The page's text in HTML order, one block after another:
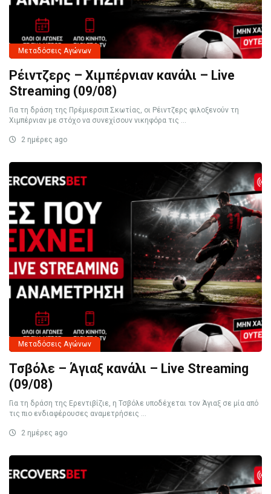
Μεταδόσεις Αγώνων
Ρέιντζερς – Χιμπέρνιαν κανάλι – Live
Streaming (09/08)
Για τη δράση της Πρέμιερσιπ Σκωτίας, οι Ρέιντζερς φιλοξενούν τη
Χιμπέρνιαν με στόχο να συνεχίσουν νικηφόρα τις ...
2 ημέρες ago
Μεταδόσεις Αγώνων
Τσβόλε – Άγιαξ κανάλι – Live Streaming
(09/08)
Για τη δράση της Ερεντιβίζιε, η Τσβόλε υποδέχεται τον Άγιαξ σε μία από
τις πιο ενδιαφέρουσες αναμετρήσεις ...
2 ημέρες ago